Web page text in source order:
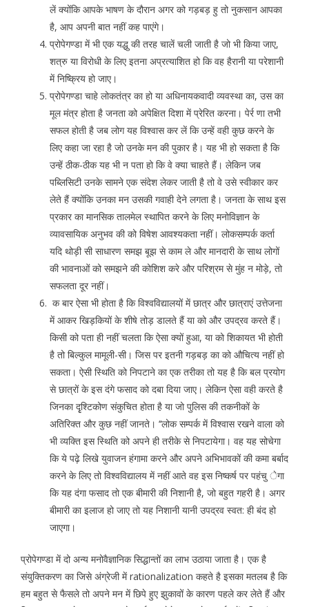
लें क्योंकि आपके भाषण के दौरान अगर को गड़बड़ हु तो नुकसान आपका
है, आप अपनी बात नहीं कह पाएंगे।
प्रोपेगण्डा में भी एक यद्धु की तरह चालें चली जाती है जो भी किया जाए,
शत्रु या विरोधी के लिए इतना अप्रत्याशित हो कि वह हैरानी या परेशानी
में निष्क्रिय हो जाए।
प्रोपेगण्डा चाहे लोकतंत्र का हो या अधिनायकवादी व्यवस्था का, उस का
मूल मंत्र होता है जनता को अपेक्षित दिशा में प्रेरित करना। पेर्र णा तभी
सफल होती है जब लोग यह विश्वास कर लें कि उन्हें वही कुछ करने के
लिए कहा जा रहा है जो उनके मन की पुकार है। यह भी हो सकता है कि
उन्हें ठीक-ठीक यह भी न पता हो कि वे क्या चाहते हैं। लेकिन जब
पब्लिसिटी उनके सामने एक संदेश लेकर जाती है तो वे उसे स्वीकार कर
लेते हैं क्योंकि उनका मन उसकी गवाही देने लगता है। जनता के साथ इस
प्रकार का मानसिक तालमेल स्थापित करने के लिए मनोविज्ञान के
व्यावसायिक अनुभव की को विषेश आवश्यकता नहीं। लोकसम्पर्क कर्ता
यदि थोड़ी सी साधारण समझ बूझ से काम ले और मानदारी के साथ लोगों
की भावनाओं को समझने की कोशिश करे और परिश्रम से मुंह न मोड़े, तो
सफलता दूर नहीं।
क बार ऐसा भी होता है कि विश्वविद्यालयों में छात्र और छात्राएं उत्तेजना
में आकर खिड़कियों के शीषे तोड़ डालते हैं या को और उपद्रव करते हैं।
किसी को पता ही नहीं चलता कि ऐसा क्यों हुआ, या को शिकायत भी होती
है तो बिल्कुल मामूली-सी। जिस पर इतनी गड़बड़ का को औचित्य नहीं हो
सकता। ऐसी स्थिति को निपटाने का एक तरीका तो यह है कि बल प्रयोग
से छात्रों के इस दंगे फसाद को दबा दिया जाए। लेकिन ऐसा वही करते है
जिनका दृृश्टिकोण संकुचित होता है या जो पुलिस की तकनीकों के
अतिरिक्त और कुछ नहीं जानते। ‘‘लोक सम्पर्क में विश्वास रखने वाला को
भी व्यक्ति इस स्थिति को अपने ही तरीके से निपटायेगा। वह यह सोचेगा
कि ये पढ़े लिखे युवाजन हंगामा करने और अपने अभिभावकों की कमा बर्बाद
करने के लिए तो विश्वविद्यालय में नहीं आते वह इस निष्कर्ष पर पहंचु ेगा
कि यह दंगा फसाद तो एक बीमारी की निशानी है, जो बहुत गहरी है। अगर
बीमारी का इलाज हो जाए तो यह निशानी यानी उपद्रव स्वत: ही बंद हो
जाएगा।
प्रोपेगण्डा में दो अन्य मनोवैज्ञानिक सिद्धान्तों का लाभ उठाया जाता है। एक है
संयुक्तिकरण का जिसे अंग्रेजी में rationalization कहते है इसका मतलब है कि
हम बहुत से फैसले तो अपने मन में छिपे हुए झुकावों के कारण पहले कर लेते हैं और